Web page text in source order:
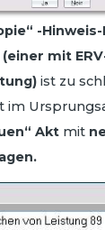
-
(einer mit
ist zu
im
Akt mit